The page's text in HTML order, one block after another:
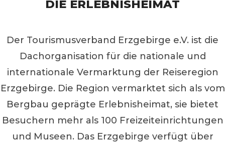
DIE ERLEBNISHEIMAT
Der Tourismusverband Erzgebirge e.V. ist die
Dachorganisation für die nationale und
internationale Vermarktung der Reiseregion
Erzgebirge. Die Region vermarktet sich als vom
Bergbau geprägte Erlebnisheimat, sie bietet
Besuchern mehr als 100 Freizeiteinrichtungen
und Museen. Das Erzgebirge verfügt über